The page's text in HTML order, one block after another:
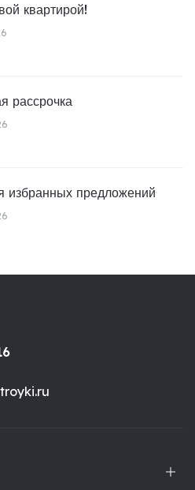
квартирой!
рассрочка
избранных предложений